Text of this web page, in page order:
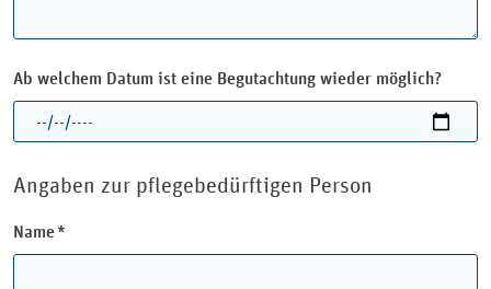
Ab welchem Datum ist eine Begutachtung wieder möglich?
Angaben zur pflegebedürftigen Person
Name*